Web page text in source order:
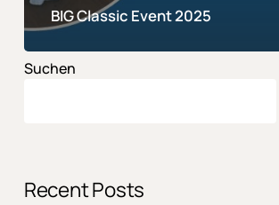
BIG Classic Event 2025
Suchen
Recent Posts